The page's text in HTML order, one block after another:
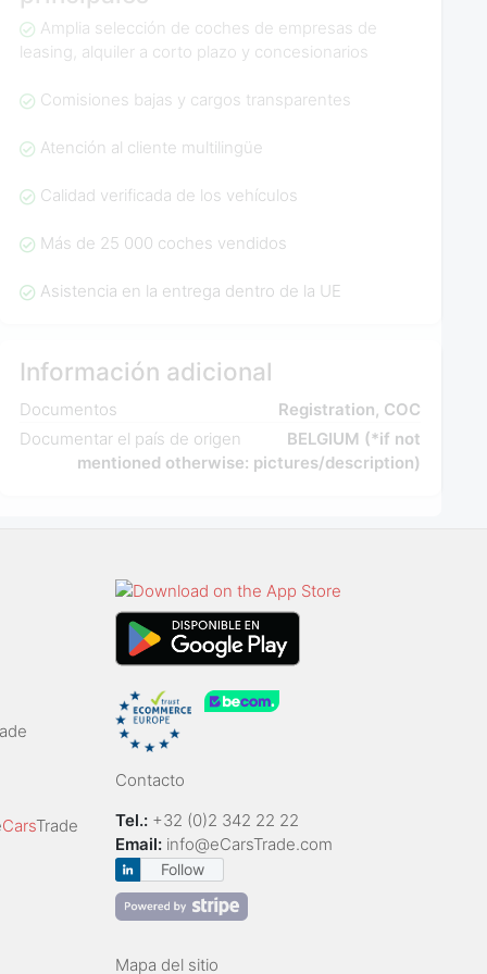
Amplia selección de coches de empresas de
leasing, alquiler a corto plazo y concesionarios
Comisiones bajas y cargos transparentes
Atención al cliente multilingüe
Calidad verificada de los vehículos
Más de 25 000 coches vendidos
Asistencia en la entrega dentro de la UE
Información adicional
Documentos
Registration, COC
Documentar el país de origen
BELGIUM (*if not
mentioned otherwise: pictures/description)
CarsTrade
Contacto
Tel.: +32 (0)2 342 22 22
Email: info@eCarsTrade.com
Follow
Mapa del sitio